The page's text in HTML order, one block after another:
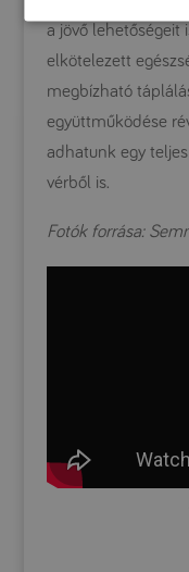
a jövő lehetőségeit
elkötelezett
megbízható
együttműködése
adhatunk egy
vérből is.
Fotók forrása: